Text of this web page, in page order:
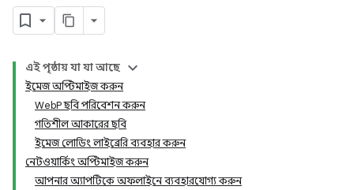
এই পৃষ্ঠায় যা যা আছে
ইমেজ অপ্টিমাইজ করুন
WebP ছবি পরিবেশন করুন
গতিশীল আকারের ছবি
ইমেজ লোডিং লাইব্রেরি ব্যবহার করুন
নেটওয়ার্কিং অপ্টিমাইজ করুন
আপনার অ্যাপটিকে অফলাইনে ব্যবহারযোগ্য করুন